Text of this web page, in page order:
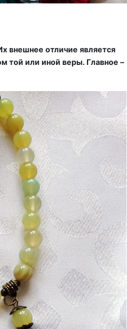
внешнее отличие является
той или иной веры. Главное –